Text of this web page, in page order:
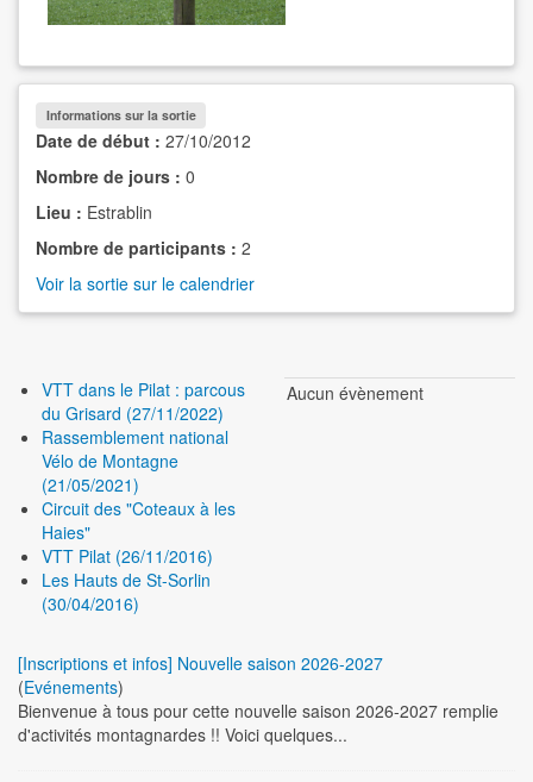
Informations sur la sortie
Date de début : 27/10/2012
Nombre de jours : 0
Lieu : Estrablin
Nombre de participants : 2
Voir la sortie sur le calendrier
VTT dans le Pilat : parcous
du Grisard (27/11/2022)
Rassemblement national
Vélo de Montagne
(21/05/2021)
Circuit des "Coteaux à les
Haies"
VTT Pilat (26/11/2016)
Les Hauts de St-Sorlin
(30/04/2016)
Aucun évènement
[Inscriptions et infos] Nouvelle saison 2026-2027
(Evénements)
Bienvenue à tous pour cette nouvelle saison 2026-2027 remplie
d'activités montagnardes !! Voici quelques...